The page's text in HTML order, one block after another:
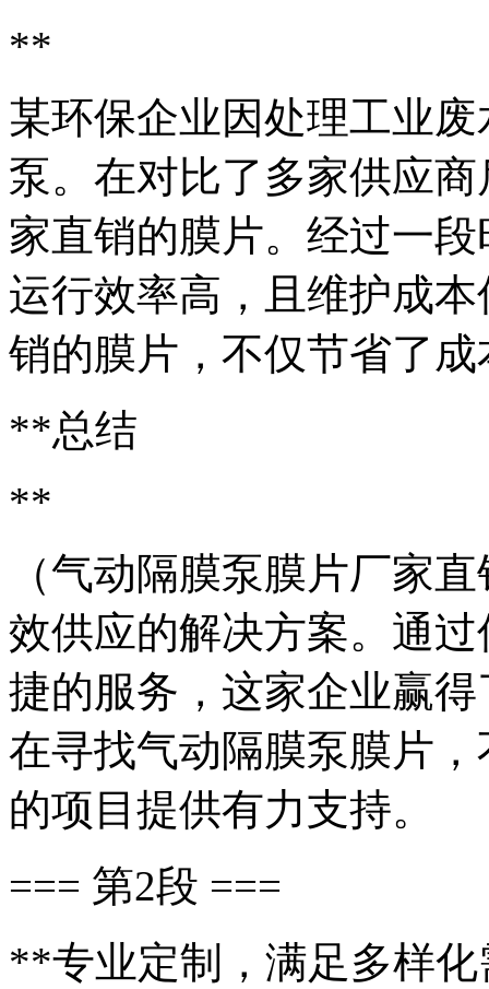
**
某环保企业因处理工业
泵。在对比了多家供应
家直销的膜片。经过一
运行效率高，且维护成
销的膜片，不仅节省了
**总结
**
（气动隔膜泵膜片厂家
效供应的解决方案。通
捷的服务，这家企业赢
在寻找气动隔膜泵膜片
的项目提供有力支持。
=== 第2段 ===
**专业定制，满足多样化